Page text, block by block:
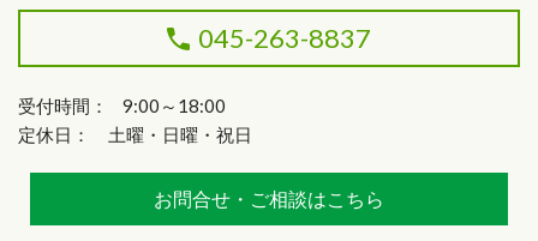
045-263-8837
受付時間： 9:00～18:00
定休日： 土曜・日曜・祝日
お問合せ・ご相談はこちら